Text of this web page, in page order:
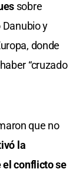
sobre
y
donde
“cruzado
que no
la
el conflicto se